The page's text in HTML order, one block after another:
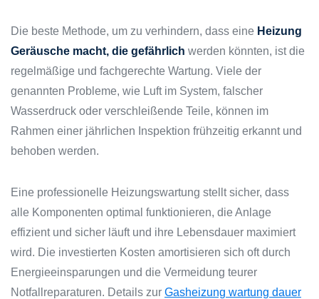
Die beste Methode, um zu verhindern, dass eine Heizung
Geräusche macht, die gefährlich werden könnten, ist die
regelmäßige und fachgerechte Wartung. Viele der
genannten Probleme, wie Luft im System, falscher
Wasserdruck oder verschleißende Teile, können im
Rahmen einer jährlichen Inspektion frühzeitig erkannt und
behoben werden.
Eine professionelle Heizungswartung stellt sicher, dass
alle Komponenten optimal funktionieren, die Anlage
effizient und sicher läuft und ihre Lebensdauer maximiert
wird. Die investierten Kosten amortisieren sich oft durch
Energieeinsparungen und die Vermeidung teurer
Notfallreparaturen. Details zur Gasheizung wartung dauer